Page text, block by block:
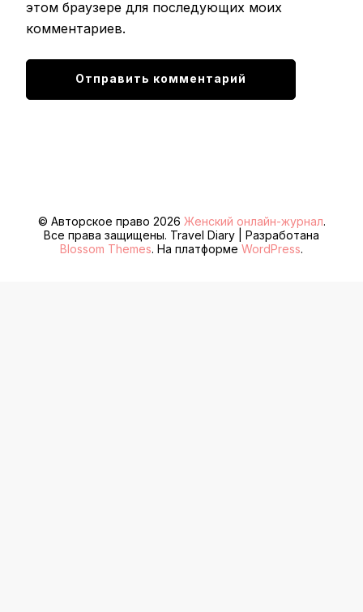
этом браузере для последующих моих
комментариев.
© Авторское право 2026 Женский онлайн-журнал.
Все права защищены. Travel Diary | Разработана
Blossom Themes. На платформе WordPress.